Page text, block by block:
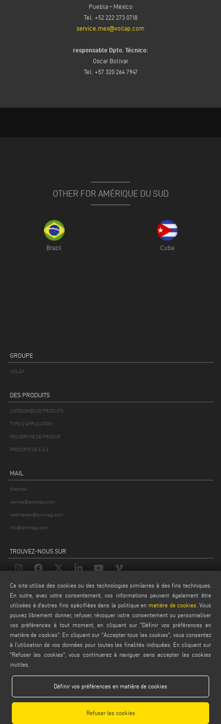
Puebla – México
Tel. +52 222 273 0718
service.mex@voilap.com
responsable Dpto. Técnico:
Oscar Bolivar
Tel. +57 320 264 7947
OTHER FOR AMÉRIQUE DU SUD
Brazil Cuba
GROUPE
VOILÀP
DES PRODUITS
CATÉGORIES DE PRODUITS
TYPE D'APPLICATION
RECHERCHE DE PRODUIT
PRODUITS DE A À Z
MAIL
Webmail
service@emmegi.com
webmaster@emmegi.com
info@emmegi.com
TROUVEZ-NOUS SUR
MENTIONS LÉGALES
PRIVACY POLICY
LEGAL NOTES
COOKIE POLICY
CONDITIONS GÉNÉRALES DE VENTE
Ce site utilise des cookies ou des technologies similaires à des fins techniques.
En outre, avec votre consentement, vos informations peuvent également être
utilisées à d'autres fins spécifiées dans la politique en matière de cookies . Vous
pouvez librement donner, refuser, révoquer votre consentement ou personnaliser
vos préférences à tout moment, en cliquant sur "Définir vos préférences en
matière de cookies". En cliquant sur "Accepter tous les cookies", vous consentez
à l'utilisation de vos données pour toutes les finalités indiquées. En cliquant sur
"Refuser les cookies", vous continuerez à naviguer sans accepter les cookies
inutiles.
Définir vos préférences en matière de cookies
Refuser les cookies